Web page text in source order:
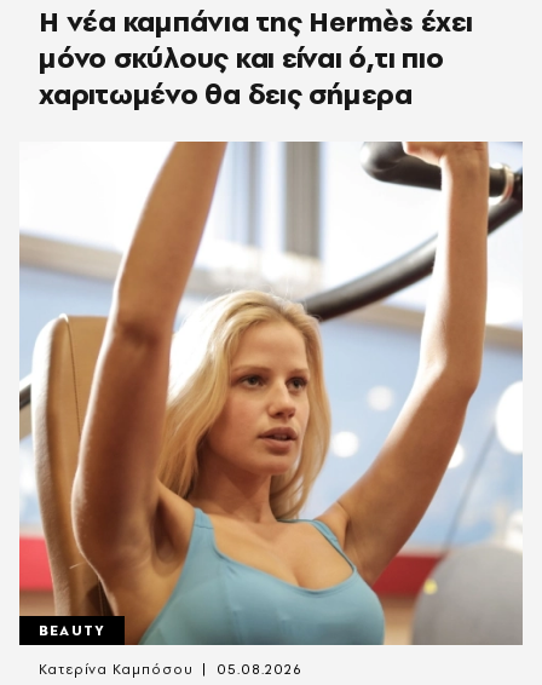
Η νέα καμπάνια της Hermès έχει
μόνο σκύλους και είναι ό,τι πιο
χαριτωμένο θα δεις σήμερα
BEAUTY
Κατερίνα Καμπόσου 05.08.2026